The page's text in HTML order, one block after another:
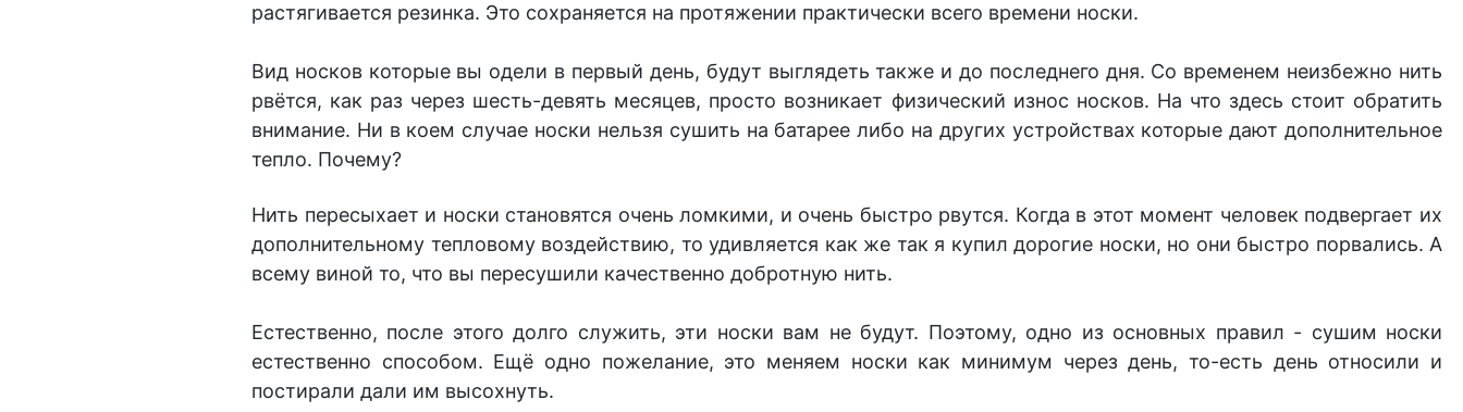
растягивается резинка. Это сохраняется на протяжении практически всего времени носки.
Вид носков которые вы одели в первый день, будут выглядеть также и до последнего дня. Со временем неизбежно нить
рвётся, как раз через шесть-девять месяцев, просто возникает физический износ носков. На что здесь стоит обратить
внимание. Ни в коем случае носки нельзя сушить на батарее либо на других устройствах которые дают дополнительное
тепло. Почему?
Нить пересыхает и носки становятся очень ломкими, и очень быстро рвутся. Когда в этот момент человек подвергает их
дополнительному тепловому воздействию, то удивляется как же так я купил дорогие носки, но они быстро порвались. А
всему виной то, что вы пересушили качественно добротную нить.
Естественно, после этого долго служить, эти носки вам не будут. Поэтому, одно из основных правил - сушим носки
естественно способом. Ещё одно пожелание, это меняем носки как минимум через день, то-есть день относили и
постирали дали им высохнуть.